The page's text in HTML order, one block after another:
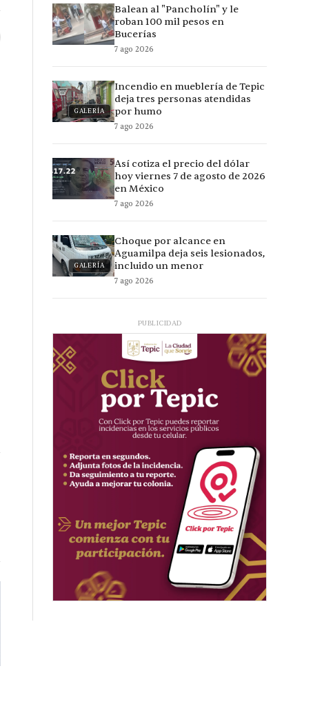
Balean al "Pancholín" y le
roban 100 mil pesos en
Bucerías
7 ago 2026
GALERÍA
Incendio en mueblería de Tepic
deja tres personas atendidas
por humo
7 ago 2026
Así cotiza el precio del dólar
hoy viernes 7 de agosto de 2026
en México
7 ago 2026
GALERÍA
Choque por alcance en
Aguamilpa deja seis lesionados,
incluido un menor
7 ago 2026
PUBLICIDAD